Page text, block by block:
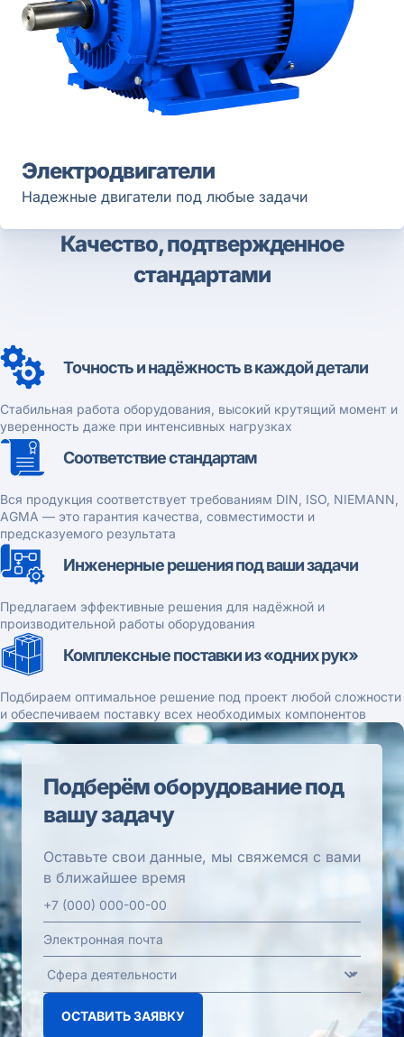
Электродвигатели
Надежные двигатели под любые задачи
Качество, подтвержденное
стандартами
Точность и надёжность в каждой детали
Стабильная работа оборудования, высокий крутящий момент и
уверенность даже при интенсивных нагрузках
Соответствие стандартам
Вся продукция соответствует требованиям DIN, ISO, NIEMANN,
AGMA — это гарантия качества, совместимости и
предсказуемого результата
Инженерные решения под ваши задачи
Предлагаем эффективные решения для надёжной и
производительной работы оборудования
Комплексные поставки из «одних рук»
Подбираем оптимальное решение под проект любой сложности
и обеспечиваем поставку всех необходимых компонентов
Подберём оборудование под
вашу задачу
Оставьте свои данные, мы свяжемся с вами
в ближайшее время
ОСТАВИТЬ ЗАЯВКУ